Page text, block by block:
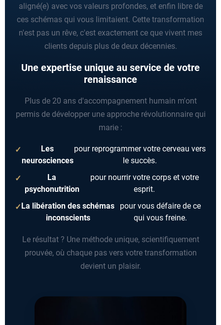
aligné(e) avec vos valeurs profondes, et enfin libre de
ces schémas qui vous limitaient. Cette transformation
n'est pas un rêve, c'est exactement ce que vivent mes
clients depuis plus de deux décennies.
Une expertise unique au service de votre
renaissance
Plus de 20 ans d'accompagnement humain m'ont
permis de développer une approche révolutionnaire qui
marie :
Les
neurosciences
pour reprogrammer votre cerveau vers
le succès.
La
psychonutrition
pour nourrir votre corps et votre
esprit.
La libération des schémas
inconscients
pour vous défaire de ce
qui vous freine.
Le résultat ? Une méthode unique, scientifiquement
prouvée, où chaque pas vers votre transformation
devient un plaisir.